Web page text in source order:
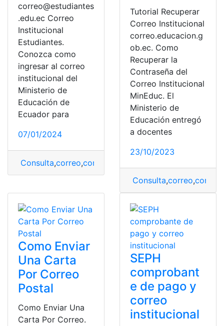
correo@estudiantes
.edu.ec Correo
Institucional
Estudiantes.
Conozca como
ingresar al correo
institucional del
Ministerio de
Educación de
Ecuador para
07/01/2024
Consulta,correo,correo institucional
Tutorial Recuperar
Correo Institucional
correo.educacion.g
ob.ec. Como
Recuperar la
Contraseña del
Correo Institucional
MinEduc. El
Ministerio de
Educación entregó
a docentes
23/10/2023
Consulta,correo,correo
Como Enviar
Una Carta
Por Correo
Postal
Como Enviar Una
Carta Por Correo.
SEPH
comprobant
e de pago y
correo
institucional